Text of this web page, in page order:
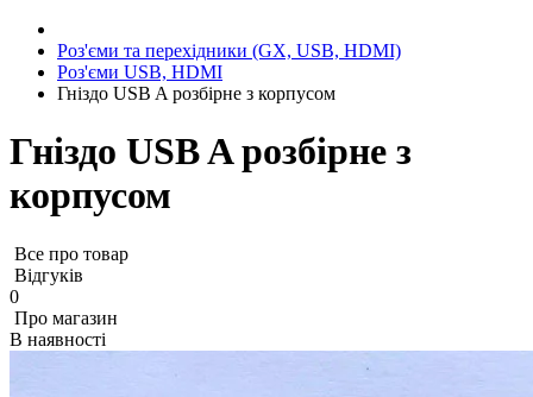
Роз'єми та перехідники (GX, USB, HDMI)
Роз'єми USB, HDMI
Гніздо USB A розбірне з корпусом
Гніздо USB A розбірне з
корпусом
Все про товар
Відгуків
0
Про магазин
В наявності